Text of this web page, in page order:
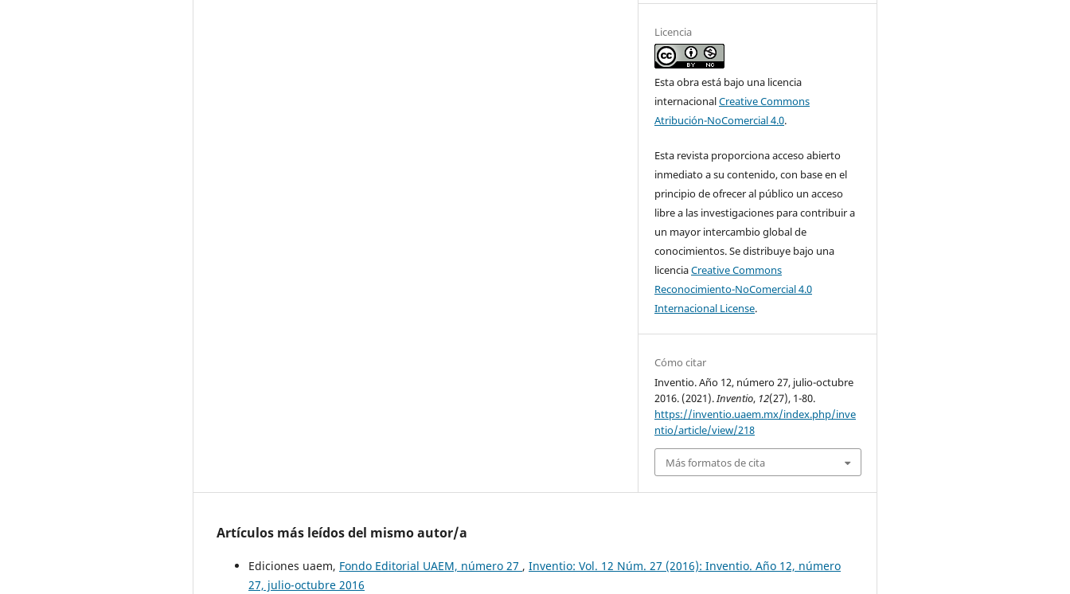
Licencia
Esta obra está bajo una licencia
internacionalCreative Commons
Atribución-NoComercial 4.0.
Esta revista proporciona acceso abierto
inmediato a su contenido, con base en el
principio de ofrecer al público un acceso
libre a las investigaciones para contribuir a
un mayor intercambio global de
conocimientos. Se distribuye bajo una
licenciaCreative Commons
Reconocimiento-NoComercial 4.0
Internacional License.
Cómo citar
Inventio. Año 12, número 27, julio-octubre
2016. (2021).Inventio, 12(27), 1-80.
https://inventio.uaem.mx/index.php/inve
ntio/article/view/218
Más formatos de cita
Artículos más leídos del mismo autor/a
Ediciones uaem, Fondo Editorial UAEM, número 27 , Inventio: Vol. 12 Núm. 27 (2016): Inventio. Año 12, número
27, julio-octubre 2016